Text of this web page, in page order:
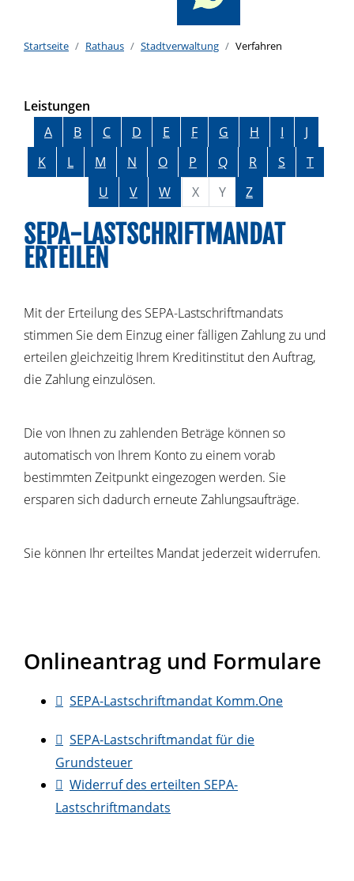
Startseite Rathaus Stadtverwaltung Verfahren
Leistungen
Alphabetisches Register überspringen
A B C D E F G H I
J
K
L M N O P Q R S
T
U
V W X Y Z
SEPA-LASTSCHRIFTMANDAT
ERTEILEN
Mit der Erteilung des SEPA-Lastschriftmandats
stimmen Sie dem Einzug einer fälligen Zahlung zu und
erteilen gleichzeitig Ihrem Kreditinstitut den Auftrag,
die Zahlung einzulösen.
Die von Ihnen zu zahlenden Beträge können so
automatisch von Ihrem Konto zu einem vorab
bestimmten Zeitpunkt eingezogen werden. Sie
ersparen sich dadurch erneute Zahlungsaufträge.
Sie können Ihr erteiltes Mandat jederzeit widerrufen.
Onlineantrag und Formulare
SEPA-Lastschriftmandat Komm.One
SEPA-Lastschriftmandat für die
Grundsteuer
Widerruf des erteilten SEPA-
Lastschriftmandats